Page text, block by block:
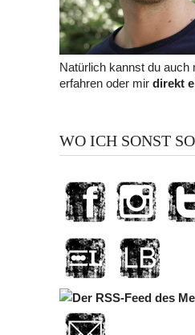
Natürlich kannst du auch
erfahren oder mir direkt
WO ICH SONST